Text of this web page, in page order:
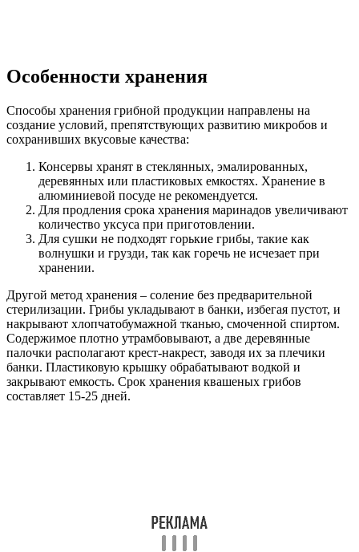
Особенности хранения
Способы хранения грибной продукции направлены на
создание условий, препятствующих развитию микробов и
сохранивших вкусовые качества:
Консервы хранят в стеклянных, эмалированных,
деревянных или пластиковых емкостях. Хранение в
алюминиевой посуде не рекомендуется.
Для продления срока хранения маринадов увеличивают
количество уксуса при приготовлении.
Для сушки не подходят горькие грибы, такие как
волнушки и грузди, так как горечь не исчезает при
хранении.
Другой метод хранения – соление без предварительной
стерилизации. Грибы укладывают в банки, избегая пустот, и
накрывают хлопчатобумажной тканью, смоченной спиртом.
Содержимое плотно утрамбовывают, а две деревянные
палочки располагают крест-накрест, заводя их за плечики
банки. Пластиковую крышку обрабатывают водкой и
закрывают емкость. Срок хранения квашеных грибов
составляет 15-25 дней.